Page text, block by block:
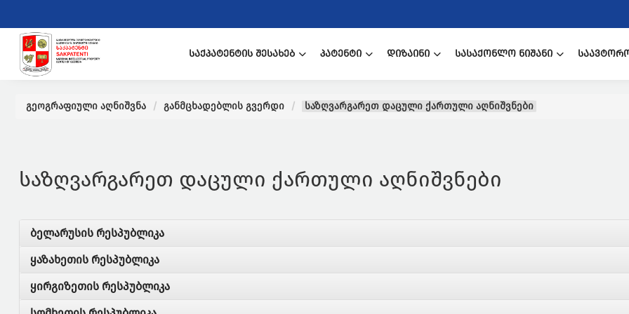
ᲡᲐᲥᲞᲐᲢᲔᲜᲢᲘᲡ ᲨᲔᲡᲐᲮᲔᲑ ᲞᲐᲢᲔᲜᲢᲘ ᲓᲘᲖᲐᲘᲜᲘ ᲡᲐᲡᲐᲥᲝᲜᲚᲝ ᲜᲘᲨᲐᲜᲘ
გეოგრაფიული აღნიშვნა განმცხადებლის გვერდი საზღვარგარეთ დაცული ქართული აღნიშვნები
საზღვარგარეთ დაცული ქართული აღნიშვნები
ბელარუსის რესპუბლიკა
ყაზახეთის რესპუბლიკა
ყირგიზეთის რესპუბლიკა